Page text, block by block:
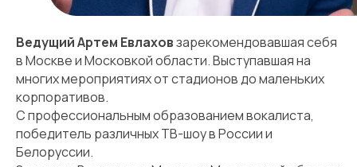
Ведущий Артем Евлаховзарекомендовавшая себя
в Москве и Московкой области. Выступавшая на
многих мероприятиях от стадионов до маленьких
корпоративов.
С профессиональным образованием вокалиста,
победитель различных ТВ-шоу в России и
Белоруссии.